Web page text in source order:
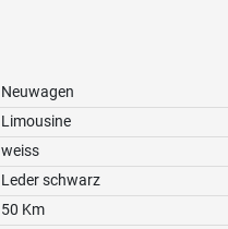
Neuwagen
Limousine
weiss
Leder schwarz
50 Km